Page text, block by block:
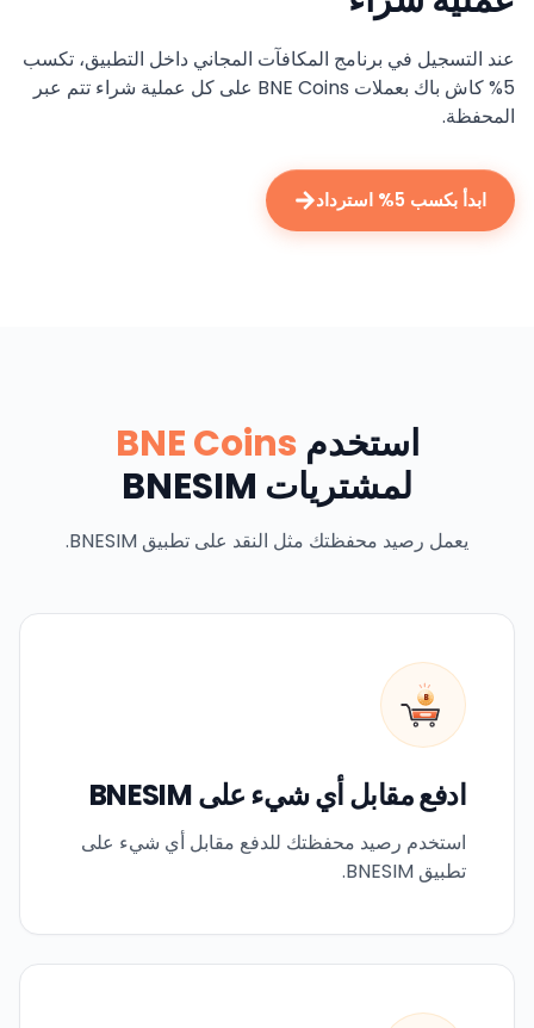
عند التسجيل في برنامج المكافآت المجاني داخل التطبيق، تكسب
5% كاش باك بعملات BNE Coins على كل عملية شراء تتم عبر
المحفظة.
ابدأ بكسب 5% استرداد
استخدم BNE Coins
لمشتريات BNESIM
يعمل رصيد محفظتك مثل النقد على تطبيق BNESIM.
B
ادفع مقابل أي شيء على BNESIM
استخدم رصيد محفظتك للدفع مقابل أي شيء على
تطبيق BNESIM.